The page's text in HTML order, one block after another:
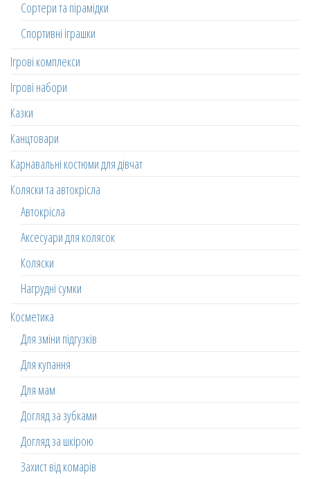
Сортери та пірамідки
Спортивні іграшки
Ігрові комплекси
Ігрові набори
Казки
Канцтовари
Карнавальні костюми для дівчат
Коляски та автокрісла
Автокрісла
Аксесуари для колясок
Коляски
Нагрудні сумки
Косметика
Для зміни підгузків
Для купання
Для мам
Догляд за зубками
Догляд за шкірою
Захист від комарів